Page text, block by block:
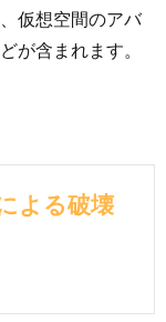
仮想空間のアバ
が含まれます。
よる破壊